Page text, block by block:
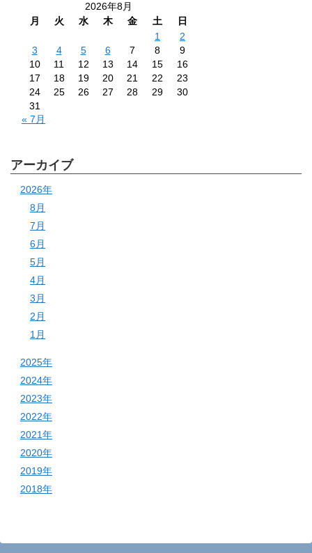
2026年8月
月
火 水 木 金 土
日
1
2
3
4 5 6 7 8
9
10
11 12 13 14 15
16
17
18 19 20 21 22
23
24
25 26 27 28 29
30
31
« 7月
アーカイブ
2026年
8月
7月
6月
5月
4月
3月
2月
1月
2025年
2024年
2023年
2022年
2021年
2020年
2019年
2018年